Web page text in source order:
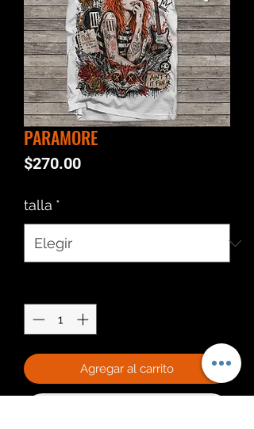
PARAMORE
$270.00Precio
talla *
Agregar al carrito